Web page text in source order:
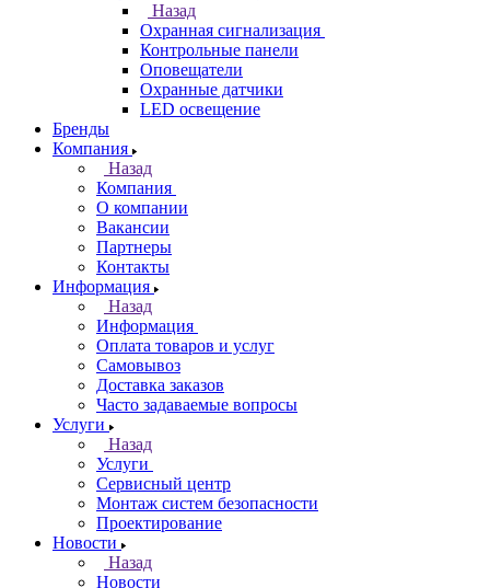
Назад
Охранная сигнализация
Контрольные панели
Оповещатели
Охранные датчики
LED освещение
Бренды
Компания
Назад
Компания
О компании
Вакансии
Партнеры
Контакты
Информация
Назад
Информация
Оплата товаров и услуг
Самовывоз
Доставка заказов
Часто задаваемые вопросы
Услуги
Назад
Услуги
Сервисный центр
Монтаж систем безопасности
Проектирование
Новости
Назад
Новости